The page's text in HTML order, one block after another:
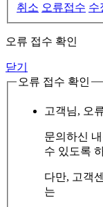
취소 오류접수 수
오류 접수 확인
닫기
오류 접수 확인
고객님, 오
문의하신
수 있도록
다만, 고객
는